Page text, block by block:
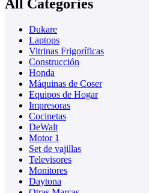
All Categories
Dukare
Laptops
Vitrinas Frigoríficas
Construcción
Honda
Máquinas de Coser
Equipos de Hogar
Impresoras
Cocinetas
DeWalt
Motor 1
Set de vajillas
Televisores
Monitores
Daytona